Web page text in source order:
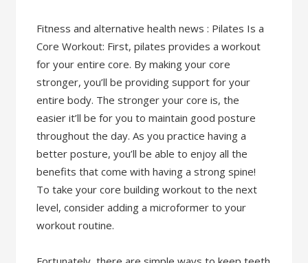
Fitness and alternative health news : Pilates Is a
Core Workout: First, pilates provides a workout
for your entire core. By making your core
stronger, you’ll be providing support for your
entire body. The stronger your core is, the
easier it’ll be for you to maintain good posture
throughout the day. As you practice having a
better posture, you’ll be able to enjoy all the
benefits that come with having a strong spine!
To take your core building workout to the next
level, consider adding a microformer to your
workout routine.